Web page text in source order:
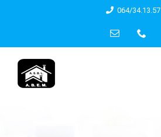
content
064/34.13.57
Email